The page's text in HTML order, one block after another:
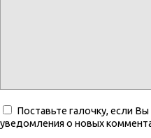
Поставьте галочку, если
уведомления о новых